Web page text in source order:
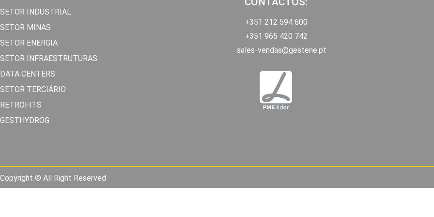
SETOR INDUSTRIAL
SETOR MINAS
SETOR ENERGIA
SETOR INFRAESTRUTURAS
DATA CENTERS
SETOR TERCIÁRIO
RETROFITS
GESTHYDROG
+351 212 594 600
+351 965 420 742
sales-vendas@gestene.pt
Copyright © All Right Reserved